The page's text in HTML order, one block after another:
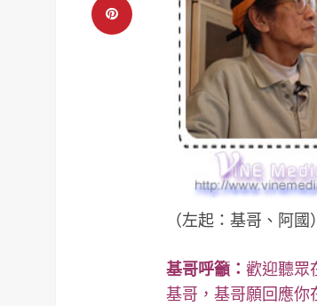
（左起：基哥、阿國）
基哥呼籲： 歡迎聽眾
基哥，基哥願回應你